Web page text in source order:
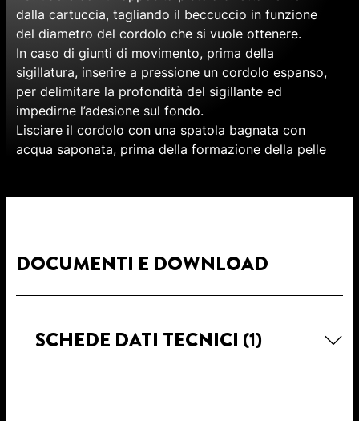
dalla cartuccia, tagliando il beccuccio in funzione
del diametro del cordolo che si vuole ottenere.
In caso di giunti di movimento, prima della
sigillatura, inserire a pressione un cordolo espanso,
per delimitare la profondità del sigillante ed
impedirne l’adesione sul fondo.
Lisciare il cordolo con una spatola bagnata con
acqua saponata, prima della formazione della pelle
DOCUMENTI E DOWNLOAD
SCHEDE DATI TECNICI (1)